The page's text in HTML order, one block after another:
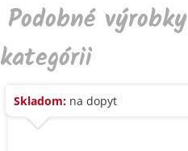
Podobné
kategórii
Skladom: na dopyt